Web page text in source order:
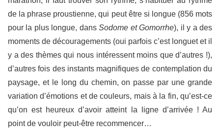
de la phrase proustienne, qui peut être si longue (856 mots
pour la plus longue, dansSodome et Gomorrhe), il y a des
moments de découragements (oui parfois c’est longuet et il
y a des thèmes qui nous intéressent moins que d’autres !),
d’autres fois des instants magnifiques de contemplation du
paysage, et le long du chemin, on passe par une grande
variation d’émotions et de couleurs, mais à la fin, qu’est-ce
qu’on est heureux d’avoir atteint la ligne d’arrivée ! Au
point de vouloir peut-être recommencer…